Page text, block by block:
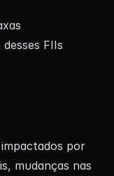
FIIs
por
mudanças nas